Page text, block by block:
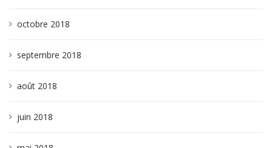
octobre 2018
septembre 2018
août 2018
juin 2018